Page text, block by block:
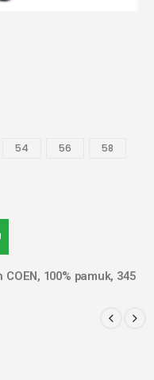
54 56
58
100% pamuk, 345